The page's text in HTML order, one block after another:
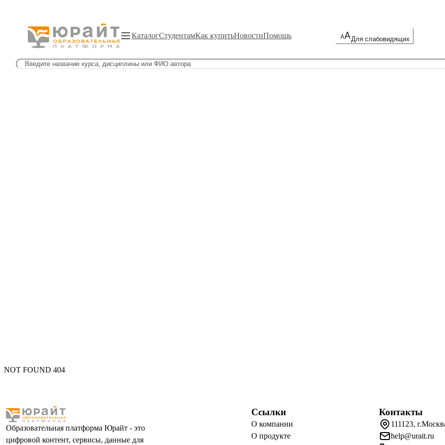
КаталогСтудентамКак купитьНовостиПомощь Для слабовидящих
NOT FOUND 404
Образовательная платформа Юрайт - это
цифровой контент, сервисы, данные для
Ссылки
О компании
О продукте
Контакты
111123,
help@urait.ru